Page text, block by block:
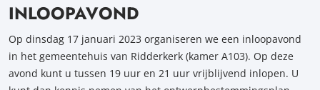
INLOOPAVOND
Op dinsdag 17 januari 2023 organiseren we een inloopavond
in het gemeentehuis van Ridderkerk (kamer A103). Op deze
avond kunt u tussen 19 uur en 21 uur vrijblijvend inlopen. U